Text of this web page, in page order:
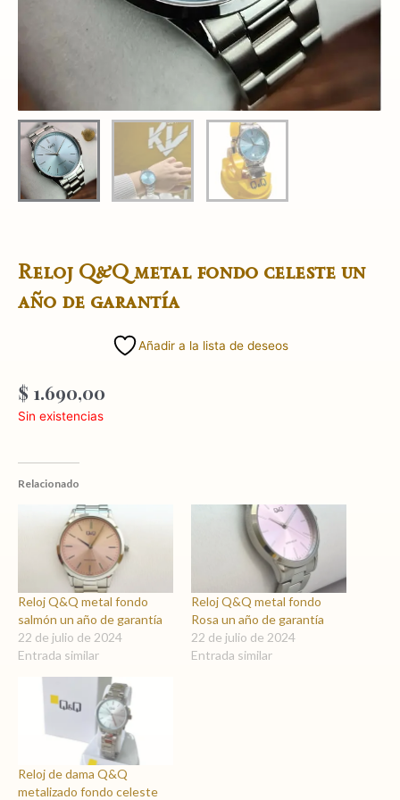
Reloj Q&Q metal fondo celeste un
año de garantía
Añadir a la lista de deseos
$ 1.690,00
Sin existencias
Relacionado
Reloj Q&Q metal fondo
salmón un año de garantía
22 de julio de 2024
Entrada similar
Reloj Q&Q metal fondo
Rosa un año de garantía
22 de julio de 2024
Entrada similar
Reloj de dama Q&Q
metalizado fondo celeste